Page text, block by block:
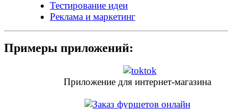
Тестирование идеи
Реклама и маркетинг
Примеры приложений:
Приложение для интернет-магазина